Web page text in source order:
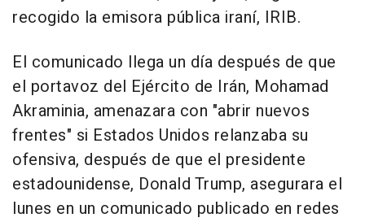
recogido la emisora pública iraní, IRIB.
El comunicado llega un día después de que
el portavoz del Ejército de Irán, Mohamad
Akraminia, amenazara con "abrir nuevos
frentes" si Estados Unidos relanzaba su
ofensiva, después de que el presidente
estadounidense, Donald Trump, asegurara el
lunes en un comunicado publicado en redes